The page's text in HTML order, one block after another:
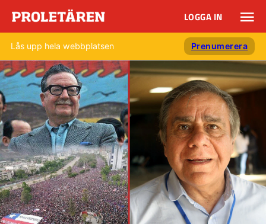
LOGGA IN
Lås upp hela webbplatsen Prenumerera